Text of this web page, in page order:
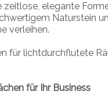
elegante
Naturstein
verleihen.
für lichtdurchflutete
für Ihr Business